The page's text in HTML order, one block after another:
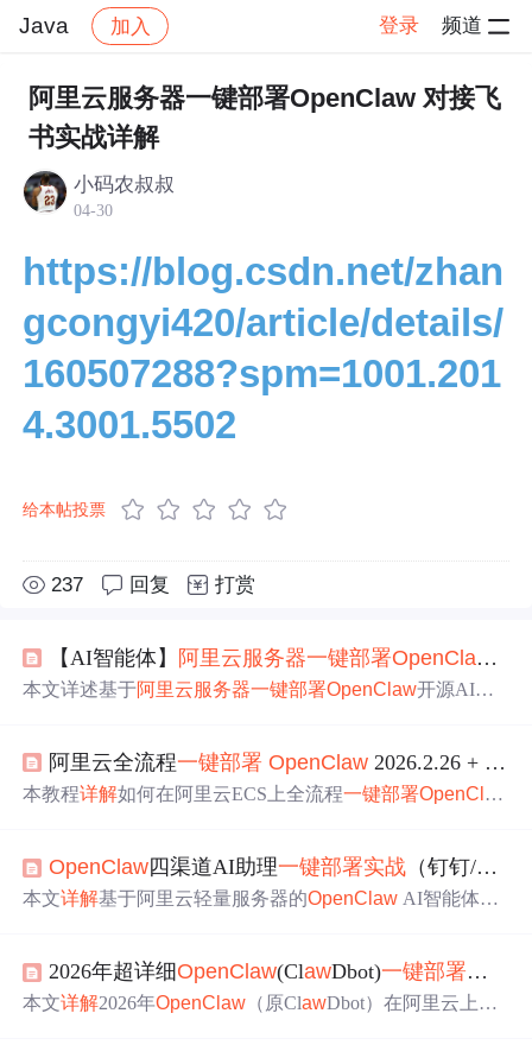
Java 加入 登录 频道
社区 Java 技术交流 帖子详情
阿里云服务器一键部署OpenClaw 对接飞
书实战详解
小码农叔叔
04-30
https://blog.csdn.net/zhan
gcongyi420/article/details/
160507288?spm=1001.201
4.3001.5502
给本帖投票
237 回复 打赏
【AI智能体】 阿里云服务器一键部署OpenClaw
本文详述基于阿里云服务器一键部署OpenClaw开源AI智
解
OpenClaw与飞书的深度集成：包括飞书自建应用创
建、权限与机器人能力配置、事件订阅、通道参数绑定及
阿里云全流程一键部署 OpenClaw 2026.2.26 + 飞书
本教程详解如何在阿里云ECS上全流程一键部署OpenCl a
3.5等）配置、WebUI可视化访问，以及飞书机器人通道 对
接（含开发者后台配置、App ID/Secret获取、权限导入、
OpenClaw四渠道AI助理一键部署实战 （钉钉/飞书
本文详解基于阿里云轻量服务器的OpenClaw AI智能体四
置）、差异化渠道集成逻辑（飞书零基础对接、钉钉企业
权限管控、微信喂饭模式合规接入、Web统一操作中
2026年超详细 OpenClaw(ClawDbot)一键部署教程
本文详解2026年OpenClaw （原ClawDbot）在阿里云上的